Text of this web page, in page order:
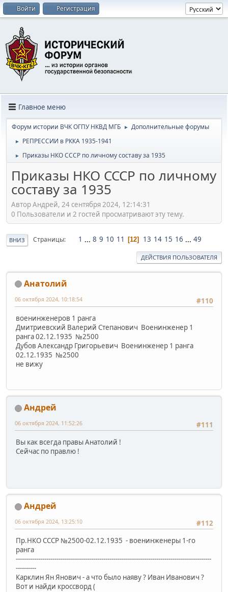
Войти Регистрация
Главное меню
Форум истории ВЧК ОГПУ НКВД МГБ ► Дополнительные форумы
► РЕПРЕССИИ в РККА 1935-1941
► Приказы НКО СССР по личному составу за 1935
Приказы НКО СССР по личному
составу за 1935
Автор Андрей, 24 сентября 2024, 12:14:31
0 Пользователи и 2 гостей просматривают эту тему.
ВНИЗ Страницы 1 ... 8 9 10 11 12 13 14 15 16 ... 49
ДЕЙСТВИЯ ПОЛЬЗОВАТЕЛЯ
Анатолий
#110
06 октября 2024, 10:18:54
военинженеров 1 ранга
Дмитриевский Валерий Степанович Военинженер 1
ранга 02.12.1935 №2500
Дубов Александр Григорьевич Военинженер 1 ранга
02.12.1935 №2500
не вижу
Андрей
#111
06 октября 2024, 11:52:26
Вы как всегда правы Анатолий !
Сейчас по правлю !
Андрей
#112
06 октября 2024, 13:25:10
Пр.НКО СССР №2500-02.12.1935 - военинженеры 1-го
ранга
------------------------------------------------------------------------------------------------
----------
Карклин Ян Янович - а что было наяву ? Иван Иванович ?
Вот и найди кроссворд (